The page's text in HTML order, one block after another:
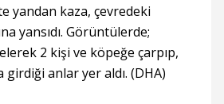
yandan kaza, çevredeki
yansıdı. Görüntülerde;
2 kişi ve köpeğe çarpıp,
anlar yer aldı. (DHA)